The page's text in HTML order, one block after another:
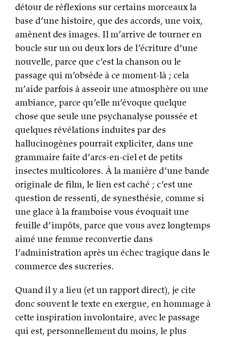
détour de réflexions sur certains morceaux la
base d’une histoire, que des accords, une voix,
amènent des images. Il m’arrive de tourner en
boucle sur un ou deux lors de l’écriture d’une
nouvelle, parce que c’est la chanson ou le
passage qui m’obsède à ce moment-là ; cela
m’aide parfois à asseoir une atmosphère ou une
ambiance, parce qu’elle m’évoque quelque
chose que seule une psychanalyse poussée et
quelques révélations induites par des
hallucinogènes pourrait expliciter, dans une
grammaire faite d’arcs-en-ciel et de petits
insectes multicolores. À la manière d’une bande
originale de film, le lien est caché ; c’est une
question de ressenti, de synesthésie, comme si
une glace à la framboise vous évoquait une
feuille d’impôts, parce que vous avez longtemps
aimé une femme reconvertie dans
l’administration après un échec tragique dans le
commerce des sucreries.
Quand il y a lieu (et un rapport direct), je cite
donc souvent le texte en exergue, en hommage à
cette inspiration involontaire, avec le passage
qui est, personnellement du moins, le plus